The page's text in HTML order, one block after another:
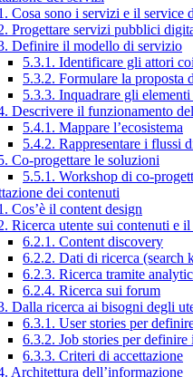
Cosa sono i servizi e il service
Progettare servizi pubblici
Definire il modello di servizio
5.3.1. Identificare gli attori
5.3.2. Formulare la proposta
5.3.3. Inquadrare gli
Descrivere il funzionamento
5.4.1. Mappare l’ecosistema
5.4.2. Rappresentare i flussi
Co-progettare le soluzioni
5.5.1. Workshop di co-
dei contenuti
Cos’è il content design
Ricerca utente sui contenuti e
6.2.1. Content discovery
6.2.2. Dati di ricerca (search
6.2.3. Ricerca tramite
6.2.4. Ricerca sui forum
Dalla ricerca ai bisogni degli
6.3.1. User stories per
6.3.2. Job stories per definire
6.3.3. Criteri di accettazione
Architettura dell’informazione